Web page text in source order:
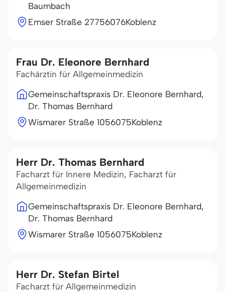
Baumbach
Emser Straße 27756076Koblenz
Frau Dr. Eleonore Bernhard
Fachärztin für Allgemeinmedizin
Gemeinschaftspraxis Dr. Eleonore Bernhard,
Dr. Thomas Bernhard
Wismarer Straße 1056075Koblenz
Herr Dr. Thomas Bernhard
Facharzt für Innere Medizin, Facharzt für
Allgemeinmedizin
Gemeinschaftspraxis Dr. Eleonore Bernhard,
Dr. Thomas Bernhard
Wismarer Straße 1056075Koblenz
Herr Dr. Stefan Birtel
Facharzt für Allgemeinmedizin